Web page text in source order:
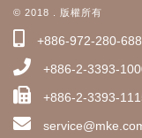
© 2018 . 版權所有
+886-972-280-
+886-2-3393-
+886-2-3393-